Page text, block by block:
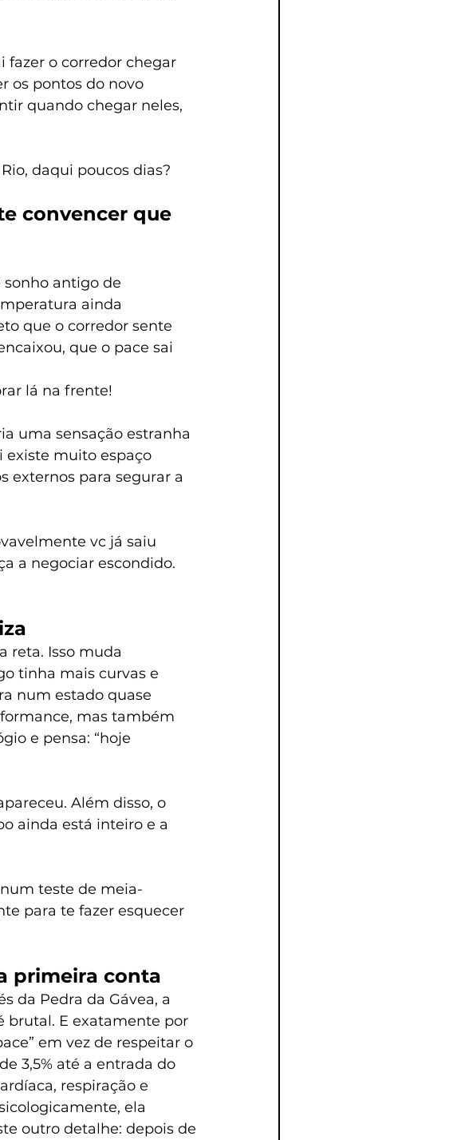
fazer o corredor chegar
os pontos do novo
quando chegar neles,
daqui poucos dias?
convencer que
sonho antigo de
ainda
que o corredor sente
que o pace sai
lá na frente!
uma sensação estranha
existe muito espaço
externos para segurar a
vc já saiu
a negociar escondido.
reta. Isso muda
tinha mais curvas e
num estado quase
mas também
e pensa: “hoje
Além disso, o
ainda está inteiro e a
teste de meia-
para te fazer esquecer
primeira conta
da Pedra da Gávea, a
brutal. E exatamente por
em vez de respeitar o
3,5% até a entrada do
respiração e
ela
outro detalhe: depois de